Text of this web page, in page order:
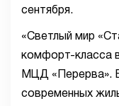
сентября.
«Светлый мир
комфорт-класса
МЦД «Перерва».
современных